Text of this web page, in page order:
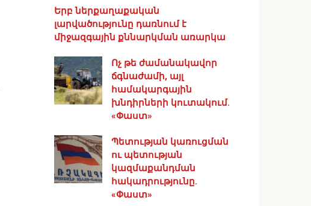
Երբ ներքաղաքական
լարվածությունը դառնում է
միջազգային քննարկման առարկա
Ոչ թե ժամանակավոր
ճգնաժամի, այլ
համակարգային
խնդիրների կուտակում.
«Փաստ»
Պետության կառուցման
ու պետության
կազմաքանդման
հակադրությունը.
«Փաստ»